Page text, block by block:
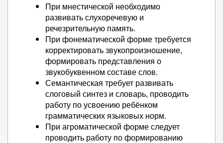
При мнестической необходимо
развивать слухоречевую и
речезрительную память.
При фонематической форме требуется
корректировать звукопроизношение,
формировать представления о
звукобуквенном составе слов.
Семантическая требует развивать
слоговый синтез и словарь, проводить
работу по усвоению ребёнком
грамматических языковых норм.
При агроматической форме следует
проводить работу по формированию